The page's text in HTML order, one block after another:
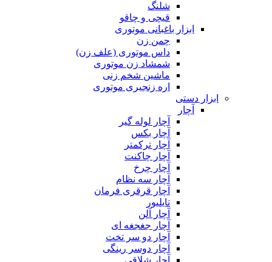
شلنگ
قیچی و چاقو
ابزار باغبانی موتوری
چمن زن
داس موتوری (علف زن)
شمشاد زن موتوری
ماشین شخم زنی
اره زنجیری موتوری
ابزار دستی
آچار
آچار لوله گیر
آچار بکس
آچار ترکمتر
آچار چاکنت
آچار چرخ
آچار سه نظام
آچار قرقری فرمان
تایلیور
آچار آلن
آچار جغجغه ای
آچار دو سر تخت
آچار دوسر رینگی
آچار شلاقی